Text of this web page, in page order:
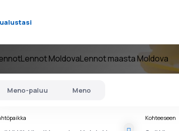
Lennot MoldovaLennot maasta Moldova
Meno-paluu Meno
Kohteeseen